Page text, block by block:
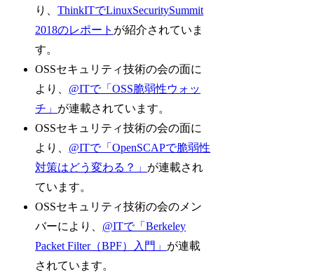
り、ThinkITでLinuxSecuritySummit
2018のレポート が紹介されていま
す。
OSSセキュリティ技術の会の面に
より、 @ITで「OSS脆弱性ウォッ
チ」 が連載されています。
OSSセキュリティ技術の会の面に
より、 @ITで「OpenSCAPで脆弱性
対策はどう変わる？」 が連載され
ています。
OSSセキュリティ技術の会のメン
バーにより、 @ITで「Berkeley
Packet Filter（BPF）入門」 が連載
されています。